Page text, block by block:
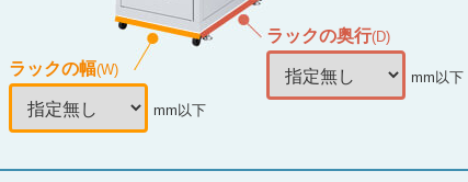
ラックの幅(W)
mm以下
ラックの奥行(D)
mm以下